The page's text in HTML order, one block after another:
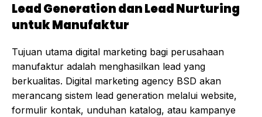
Lead Generation dan Lead Nurturing
untuk Manufaktur
Tujuan utama digital marketing bagi perusahaan
manufaktur adalah menghasilkan lead yang
berkualitas. Digital marketing agency BSD akan
merancang sistem lead generation melalui website,
formulir kontak, unduhan katalog, atau kampanye